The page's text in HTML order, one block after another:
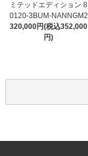
ミテッドエディション 8
0120-3BUM-NANNGM2
320,000円(税込352,000
円)